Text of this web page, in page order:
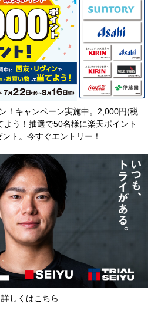
！キャンペーン実施中。2,000円(税
う！抽選で50名様に楽天ポイント
ント。今すぐエントリー！
しくはこちら